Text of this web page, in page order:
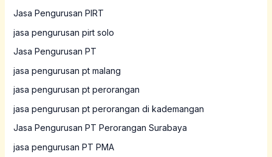
Jasa Pengurusan PIRT
jasa pengurusan pirt solo
Jasa Pengurusan PT
jasa pengurusan pt malang
jasa pengurusan pt perorangan
jasa pengurusan pt perorangan di kademangan
Jasa Pengurusan PT Perorangan Surabaya
jasa pengurusan PT PMA